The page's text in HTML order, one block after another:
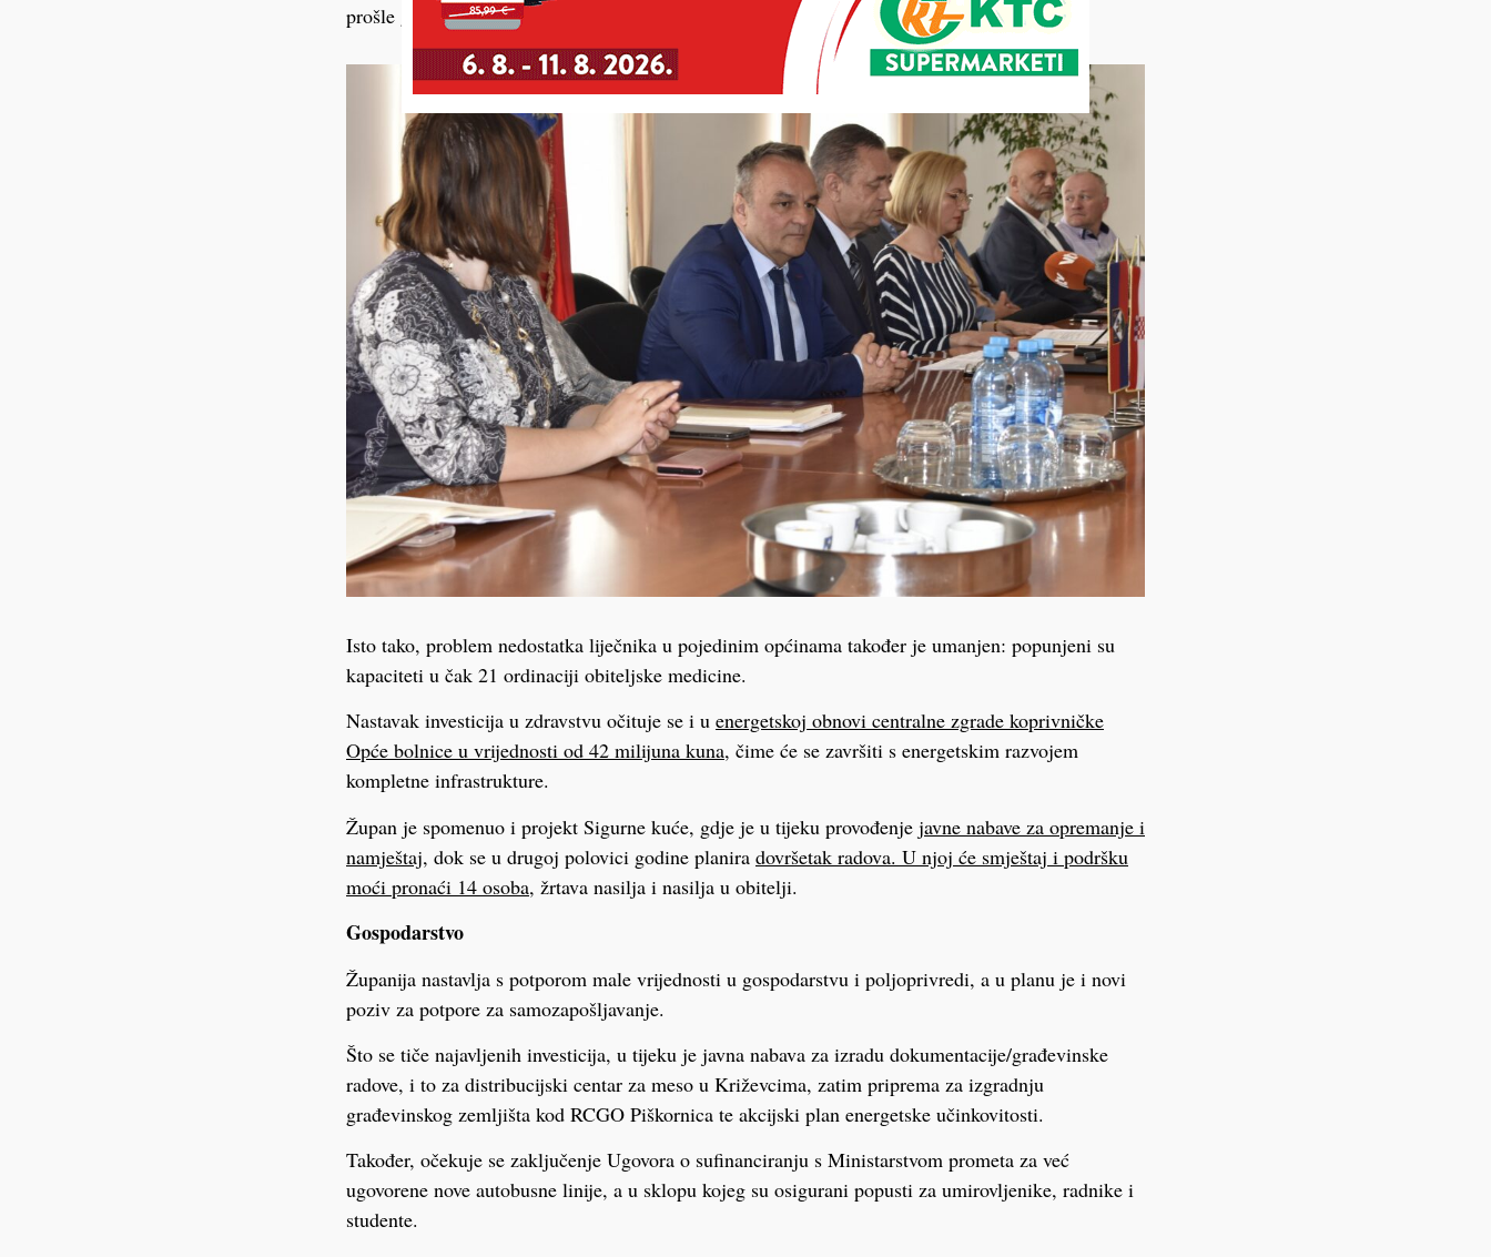
prošle godine.
Isto tako, problem nedostatka liječnika u pojedinim općinama također je umanjen: popunjeni su
kapaciteti u čak 21 ordinaciji obiteljske medicine.
Nastavak investicija u zdravstvu očituje se i u energetskoj obnovi centralne zgrade koprivničke
Opće bolnice u vrijednosti od 42 milijuna kuna, čime će se završiti s energetskim razvojem
kompletne infrastrukture.
Župan je spomenuo i projekt Sigurne kuće, gdje je u tijeku provođenje javne nabave za opremanje i
namještaj, dok se u drugoj polovici godine planira dovršetak radova. U njoj će smještaj i podršku
moći pronaći 14 osoba, žrtava nasilja i nasilja u obitelji.
Gospodarstvo
Županija nastavlja s potporom male vrijednosti u gospodarstvu i poljoprivredi, a u planu je i novi
poziv za potpore za samozapošljavanje.
Što se tiče najavljenih investicija, u tijeku je javna nabava za izradu dokumentacije/građevinske
radove, i to za distribucijski centar za meso u Križevcima, zatim priprema za izgradnju
građevinskog zemljišta kod RCGO Piškornica te akcijski plan energetske učinkovitosti.
Također, očekuje se zaključenje Ugovora o sufinanciranju s Ministarstvom prometa za već
ugovorene nove autobusne linije, a u sklopu kojeg su osigurani popusti za umirovljenike, radnike i
studente.